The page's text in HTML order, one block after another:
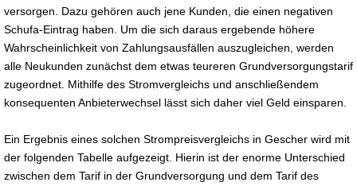
versorgen. Dazu gehören auch jene Kunden, die einen negativen
Schufa-Eintrag haben. Um die sich daraus ergebende höhere
Wahrscheinlichkeit von Zahlungsausfällen auszugleichen, werden
alle Neukunden zunächst dem etwas teureren Grundversorgungstarif
zugeordnet. Mithilfe des Stromvergleichs und anschließendem
konsequenten Anbieterwechsel lässt sich daher viel Geld einsparen.
Ein Ergebnis eines solchen Strompreisvergleichs in Gescher wird mit
der folgenden Tabelle aufgezeigt. Hierin ist der enorme Unterschied
zwischen dem Tarif in der Grundversorgung und dem Tarif des